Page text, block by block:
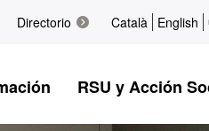
Directorio Català English
RSU y Acción